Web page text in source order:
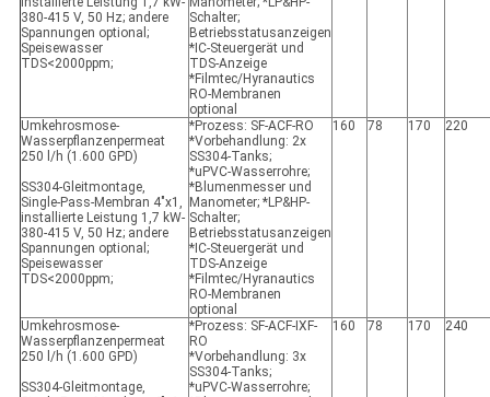
380-415 V, 50 Hz; andere
Spannungen optional;
Speisewasser
TDS<2000ppm;
Schalter;
Betriebsstatusanzeigen
*IC-Steuergerät und
TDS-Anzeige
*Filmtec/Hyranautics
RO-Membranen
optional
Umkehrosmose-
Wasserpflanzenpermeat
250 l/h (1.600 GPD)
SS304-Gleitmontage,
Single-Pass-Membran 4"x1,
installierte Leistung 1,7 kW-
380-415 V, 50 Hz; andere
Spannungen optional;
Speisewasser
TDS<2000ppm;
*Prozess: SF-ACF-RO
*Vorbehandlung: 2x
SS304-Tanks;
*uPVC-Wasserrohre;
*Blumenmesser und
Manometer; *LP&HP-
Schalter;
Betriebsstatusanzeigen
*IC-Steuergerät und
TDS-Anzeige
*Filmtec/Hyranautics
RO-Membranen
optional
160 78 170 220
Umkehrosmose-
Wasserpflanzenpermeat
250 l/h (1.600 GPD)
SS304-Gleitmontage,
*Prozess: SF-ACF-IXF-
RO
*Vorbehandlung: 3x
SS304-Tanks;
*uPVC-Wasserrohre;
160 78 170 240